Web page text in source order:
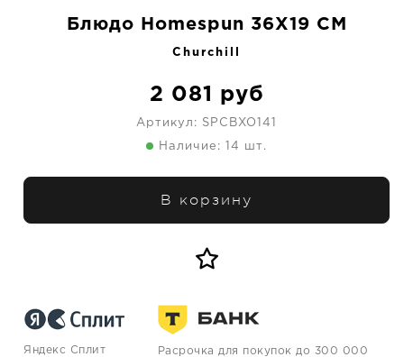
Блюдо Homespun 36X19 CM
Churchill
2 081 руб
Артикул: SPCBXO141
Наличие: 14 шт.
В корзину
Яндекс Сплит
Расрочка для покупок до 300 000